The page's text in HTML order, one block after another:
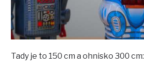
Tady je to 150 cm a ohnisko 300 cm: